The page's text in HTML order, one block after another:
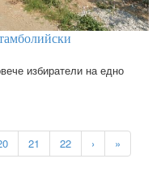
избиратели на едно
21 22 › »